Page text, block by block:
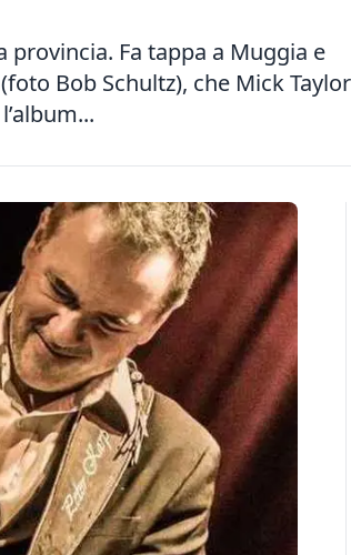
Fa tappa a Muggia e
Bob Schultz), che Mick Taylor